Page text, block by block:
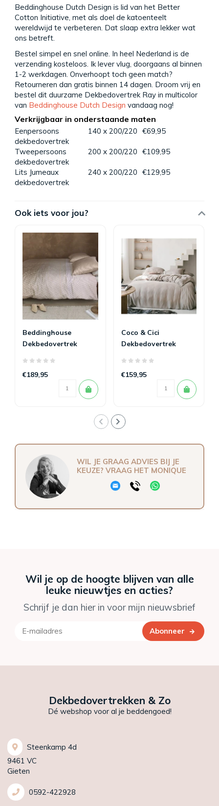
Beddinghouse Dutch Design is lid van het Better
Cotton Initiative, met als doel de katoenteelt
wereldwijd te verbeteren. Dat slaap extra lekker wat
ons betreft.
Bestel simpel en snel online. In heel Nederland is de
verzending kosteloos. Ik lever vlug, doorgaans al binnen
1-2 werkdagen. Onverhoopt toch geen match?
Retourneren dan gratis binnen 14 dagen. Droom vrij en
bestel dit duurzame Dekbedovertrek Ray in multicolor
van Beddinghouse Dutch Design vandaag nog!
Verkrijgbaar in onderstaande maten
Eenpersoons
dekbedovertrek
140 x 200/220 €69,95
Tweepersoons
dekbedovertrek
200 x 200/220 €109,95
Lits Jumeaux
dekbedovertrek
240 x 200/220 €129,95
Ook iets voor jou?
Beddinghouse
Dekbedovertrek
€189,95
Coco & Cici
Dekbedovertrek
€159,95
WIL JE GRAAG ADVIES BIJ JE
KEUZE? VRAAG HET MONIQUE
Wil je op de hoogte blijven van alle
leuke nieuwtjes en acties?
Schrijf je dan hier in voor mijn nieuwsbrief
Abonneer
Dekbedovertrekken & Zo
Dé webshop voor al je beddengoed!
Steenkamp 4d
9461 VC
Gieten
0592-422928